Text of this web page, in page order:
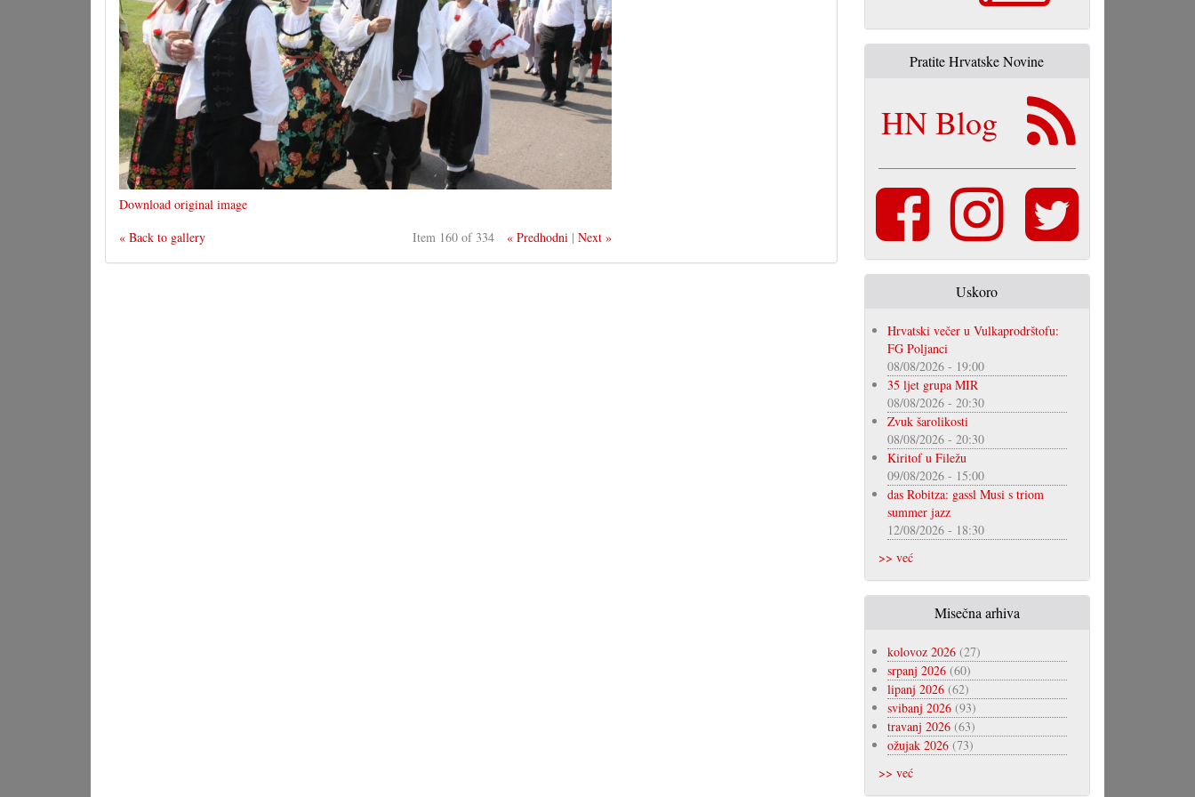
Download original image
« Back to gallery
Item 160 of 334 « Predhodni |Next »
Pratite Hrvatske Novine
HN Blog
Uskoro
Hrvatski večer u Vulkaprodrštofu:
FG Poljanci
08/08/2026 - 19:00
35 ljet grupa MIR
08/08/2026 - 20:30
Zvuk šarolikosti
08/08/2026 - 20:30
Kiritof u Filežu
09/08/2026 - 15:00
das Robitza: gassl Musi s triom
summer jazz
12/08/2026 - 18:30
>> već
Misečna arhiva
kolovoz 2026(27)
srpanj 2026(60)
lipanj 2026(62)
svibanj 2026(93)
travanj 2026(63)
ožujak 2026(73)
>> već